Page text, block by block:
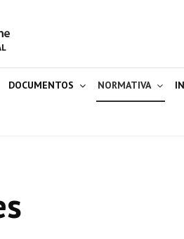
DOCUMENTOS NORMATIVA